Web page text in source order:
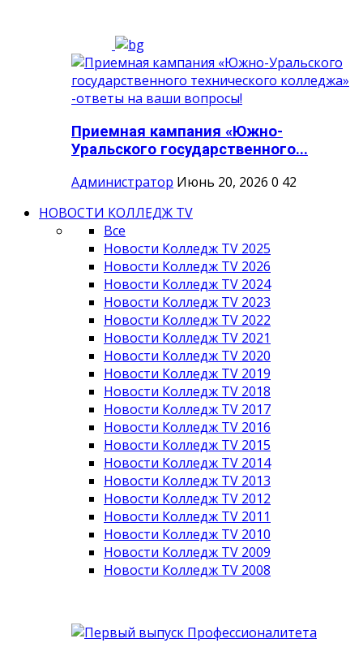
Приемная кампания «Южно-
Уральского государственного...
Администратор Июнь 20, 2026 0 42
НОВОСТИ КОЛЛЕДЖ TV
Все
Новости Колледж TV 2025
Новости Колледж TV 2026
Новости Колледж TV 2024
Новости Колледж TV 2023
Новости Колледж TV 2022
Новости Колледж TV 2021
Новости Колледж TV 2020
Новости Колледж TV 2019
Новости Колледж TV 2018
Новости Колледж TV 2017
Новости Колледж TV 2016
Новости Колледж TV 2015
Новости Колледж TV 2014
Новости Колледж TV 2013
Новости Колледж TV 2012
Новости Колледж TV 2011
Новости Колледж TV 2010
Новости Колледж TV 2009
Новости Колледж TV 2008